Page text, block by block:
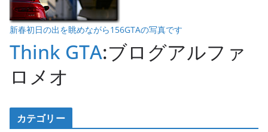
新春初日の出を眺めながら156GTAの写真です
Think GTA:ブログアルファ
ロメオ
カテゴリー